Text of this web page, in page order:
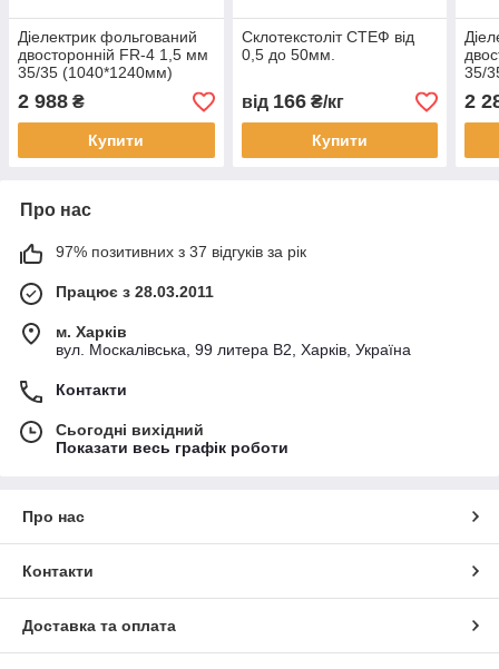
Діелектрик фольгований
двосторонній FR-4 1,5 мм
35/35 (1040*1240мм)
2 988 ₴
Купити
Склотекстоліт СТЕФ від
0,5 до 50мм.
від 166₴/кг
Купити
35/
2
Про нас
97% позитивних з 37 відгуків за рік
Працює з 28.03.2011
м. Харків
вул. Москалівська, 99 литера В2, Харків, Україна
Контакти
Сьогодні вихідний
Показати весь графік роботи
Про нас
Контакти
Доставка та оплата